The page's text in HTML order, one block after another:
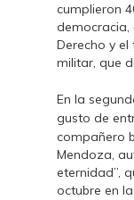
cumplieron
democracia,
Derecho y
militar, que
En la
gusto de
compañero
Mendoza,
eternidad”,
octubre en